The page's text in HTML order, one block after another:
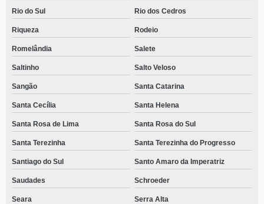
Rio do Sul Rio dos Cedros
Riqueza Rodeio
Romelândia Salete
Saltinho Salto Veloso
Sangão Santa Catarina
Santa Cecília Santa Helena
Santa Rosa de Lima Santa Rosa do Sul
Santa Terezinha Santa Terezinha do Progresso
Santiago do Sul Santo Amaro da Imperatriz
Saudades Schroeder
Seara Serra Alta